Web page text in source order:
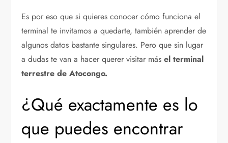
Es por eso que si quieres conocer cómo funciona el
terminal te invitamos a quedarte, también aprender de
algunos datos bastante singulares. Pero que sin lugar
a dudas te van a hacer querer visitar másel terminal
terrestre de Atocongo.
¿Qué exactamente es lo
que puedes encontrar